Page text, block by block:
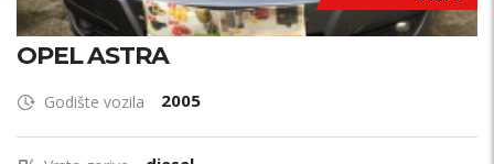
OPEL ASTRA
Godište vozila 2005